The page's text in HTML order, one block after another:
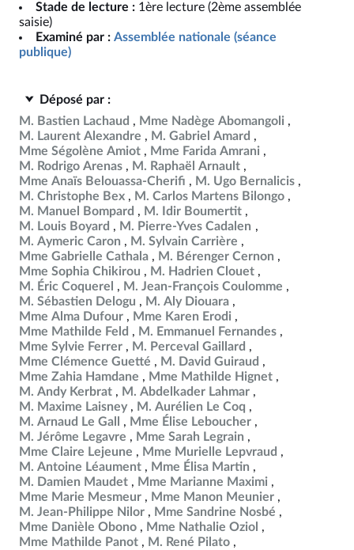
Stade de lecture : 1ère lecture (2ème assemblée
saisie)
Examiné par : Assemblée nationale (séance
publique)
Déposé par :
M. Bastien Lachaud
Mme Nadège Abomangoli
M. Laurent Alexandre
M. Gabriel Amard
Mme Ségolène Amiot
Mme Farida Amrani
M. Rodrigo Arenas
M. Raphaël Arnault
Mme Anaïs Belouassa-Cherifi
M. Ugo Bernalicis
M. Christophe Bex
M. Carlos Martens Bilongo
M. Manuel Bompard
M. Idir Boumertit
M. Louis Boyard
M. Pierre-Yves Cadalen
M. Aymeric Caron
M. Sylvain Carrière
Mme Gabrielle Cathala
M. Bérenger Cernon
Mme Sophia Chikirou
M. Hadrien Clouet
M. Éric Coquerel
M. Jean-François Coulomme
M. Sébastien Delogu
M. Aly Diouara
Mme Alma Dufour
Mme Karen Erodi
Mme Mathilde Feld
M. Emmanuel Fernandes
Mme Sylvie Ferrer
M. Perceval Gaillard
Mme Clémence Guetté
M. David Guiraud
Mme Zahia Hamdane
Mme Mathilde Hignet
M. Andy Kerbrat
M. Abdelkader Lahmar
M. Maxime Laisney
M. Aurélien Le Coq
M. Arnaud Le Gall
Mme Élise Leboucher
M. Jérôme Legavre
Mme Sarah Legrain
Mme Claire Lejeune
Mme Murielle Lepvraud
M. Antoine Léaument
Mme Élisa Martin
M. Damien Maudet
Mme Marianne Maximi
Mme Marie Mesmeur
Mme Manon Meunier
M. Jean-Philippe Nilor
Mme Sandrine Nosbé
Mme Danièle Obono
Mme Nathalie Oziol
Mme Mathilde Panot
M. René Pilato